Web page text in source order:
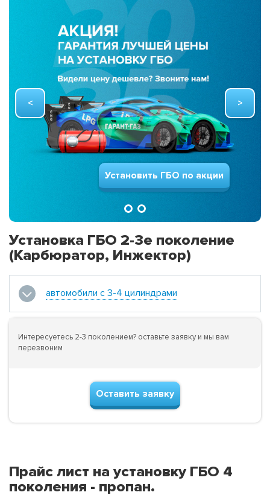
Установить ГБО по акции
Установка ГБО 2-3е поколение
(Карбюратор, Инжектор)
автомобили с 3-4 цилиндрами
Интересуетесь 2-3 поколением? оставьте заявку и мы вам
перезвоним
Оставить заявку
Прайс лист на установку ГБО 4
поколения - пропан.